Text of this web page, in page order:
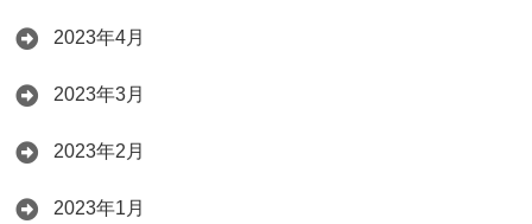
2023年4月
2023年3月
2023年2月
2023年1月